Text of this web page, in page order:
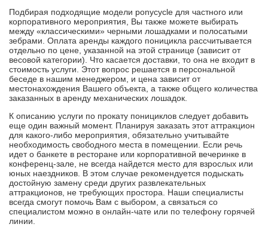
Подбирая подходящие модели ponycycle для частного или
корпоративного мероприятия, Вы также можете выбирать
между «классическими» черными лошадками и полосатыми
зебрами. Оплата аренды каждого поницикла рассчитывается
отдельно по цене, указанной на этой странице (зависит от
весовой категории). Что касается доставки, то она не входит в
стоимость услуги. Этот вопрос решается в персональной
беседе в нашим менеджером, и цена зависит от
местонахождения Вашего объекта, а также общего количества
заказанных в аренду механических лошадок.
К описанию услуги по прокату понициклов следует добавить
еще один важный момент. Планируя заказать этот аттракцион
для какого-либо мероприятия, обязательно учитывайте
необходимость свободного места в помещении. Если речь
идет о банкете в ресторане или корпоративной вечеринке в
конференц-зале, не всегда найдется место для взрослых или
юных наездников. В этом случае рекомендуется подыскать
достойную замену среди других развлекательных
аттракционов, не требующих простора. Наши специалисты
всегда смогут помочь Вам с выбором, а связаться со
специалистом можно в онлайн-чате или по телефону горячей
линии.